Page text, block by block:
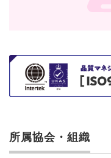
所属協会・組織